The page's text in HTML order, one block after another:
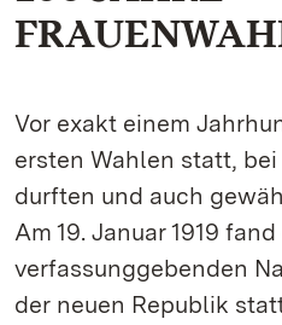
Vor exakt einem
ersten Wahlen statt,
durften und auch
Am 19. Januar 1919
verfassunggebenden
der neuen Republik